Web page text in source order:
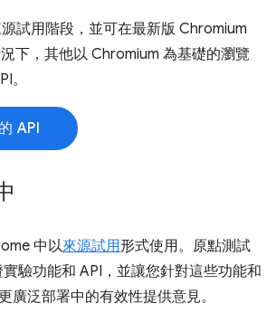
試用階段，並可在最新版 Chromium
下，其他以 Chromium 為基礎的瀏覽
。
API
中以來源試用形式使用。原點測試
驗功能和 API，並讓您針對這些功能和
廣泛部署中的有效性提供意見。